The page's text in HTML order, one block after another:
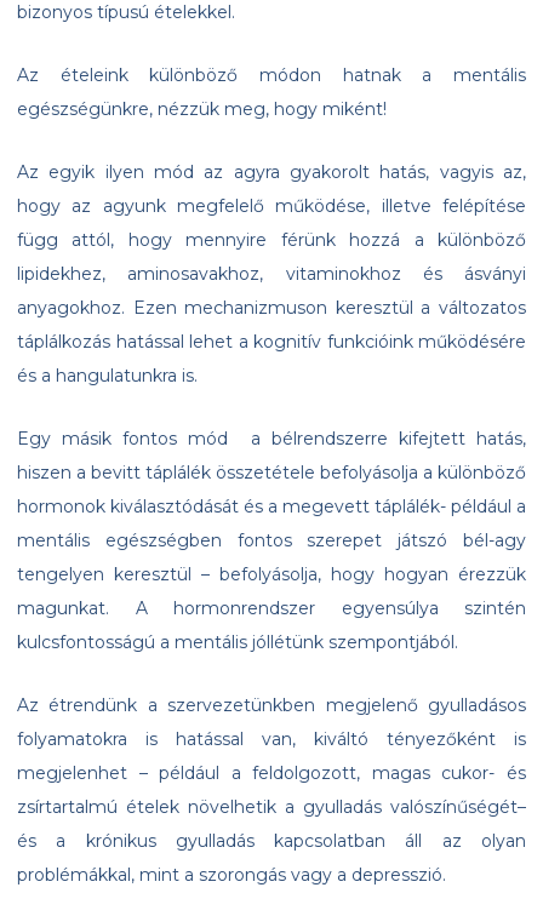
bizonyos típusú ételekkel.
Az ételeink különböző módon hatnak a mentális
egészségünkre, nézzük meg, hogy miként!
Az egyik ilyen mód az agyra gyakorolt hatás, vagyis az,
hogy az agyunk megfelelő működése, illetve felépítése
függ attól, hogy mennyire férünk hozzá a különböző
lipidekhez, aminosavakhoz, vitaminokhoz és ásványi
anyagokhoz. Ezen mechanizmuson keresztül a változatos
táplálkozás hatással lehet a kognitív funkcióink működésére
és a hangulatunkra is.
Egy másik fontos mód a bélrendszerre kifejtett hatás,
hiszen a bevitt táplálék összetétele befolyásolja a különböző
hormonok kiválasztódását és a megevett táplálék- például a
mentális egészségben fontos szerepet játszó bél-agy
tengelyen keresztül – befolyásolja, hogy hogyan érezzük
magunkat. A hormonrendszer egyensúlya szintén
kulcsfontosságú a mentális jóllétünk szempontjából.
Az étrendünk a szervezetünkben megjelenő gyulladásos
folyamatokra is hatással van, kiváltó tényezőként is
megjelenhet – például a feldolgozott, magas cukor- és
zsírtartalmú ételek növelhetik a gyulladás valószínűségét–
és a krónikus gyulladás kapcsolatban áll az olyan
problémákkal, mint a szorongás vagy a depresszió.